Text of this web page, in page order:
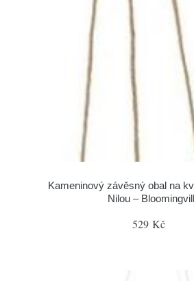
Kameninový závěsný obal na
Nilou –
529 Kč